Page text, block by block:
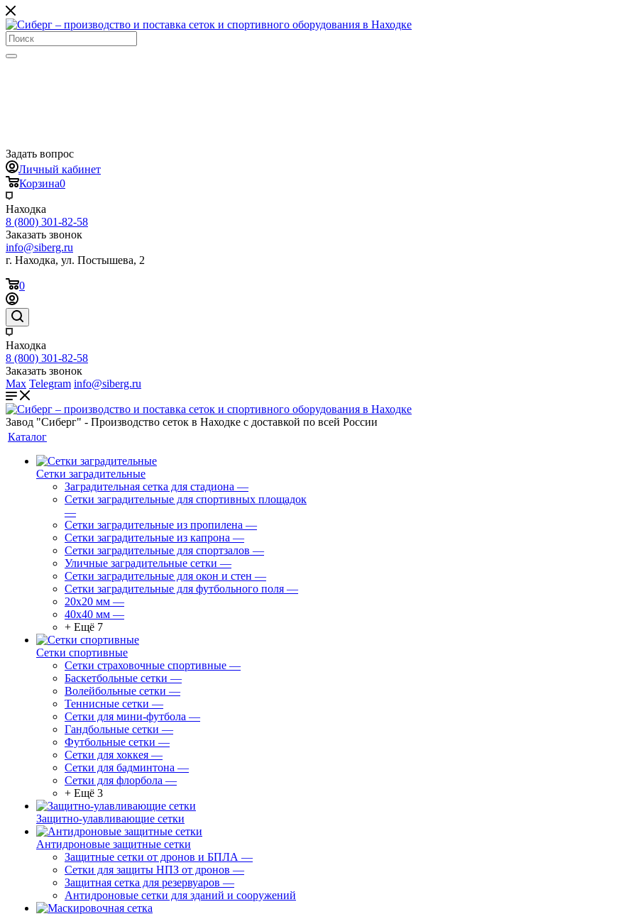
Задать вопрос
Личный кабинет
Корзина0
Находка
8 (800) 301-82-58
Заказать звонок
info@siberg.ru
г. Находка, ул. Постышева, 2
0
Находка
8 (800) 301-82-58
Заказать звонок
Max Telegram info@siberg.ru
Завод "Сиберг" - Производство сеток в Находке с доставкой по всей России
Каталог
Сетки заградительные
Заградительная сетка для стадиона —
Сетки заградительные для спортивных площадок
—
Сетки заградительные из пропилена —
Сетки заградительные из капрона —
Сетки заградительные для спортзалов —
Уличные заградительные сетки —
Сетки заградительные для окон и стен —
Сетки заградительные для футбольного поля —
20х20 мм —
40х40 мм —
+ Ещё 7
Сетки спортивные
Сетки страховочные спортивные —
Баскетбольные сетки —
Волейбольные сетки —
Теннисные сетки —
Сетки для мини-футбола —
Гандбольные сетки —
Футбольные сетки —
Сетки для хоккея —
Сетки для бадминтона —
Сетки для флорбола —
+ Ещё 3
Защитно-улавливающие сетки
Антидроновые защитные сетки
Защитные сетки от дронов и БПЛА —
Сетки для защиты НПЗ от дронов —
Защитная сетка для резервуаров —
Антидроновые сетки для зданий и сооружений